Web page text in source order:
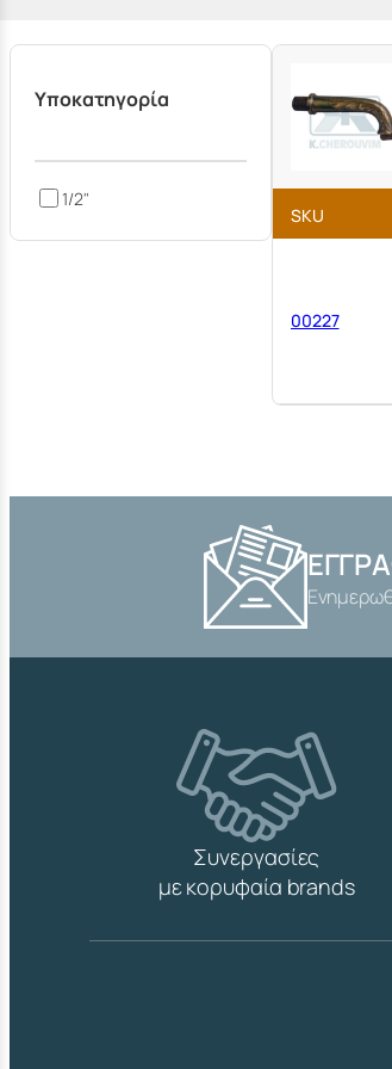
Υποκατηγορία
1/2"
SKU
00227
Συνεργασίες
με κορυφαία brands